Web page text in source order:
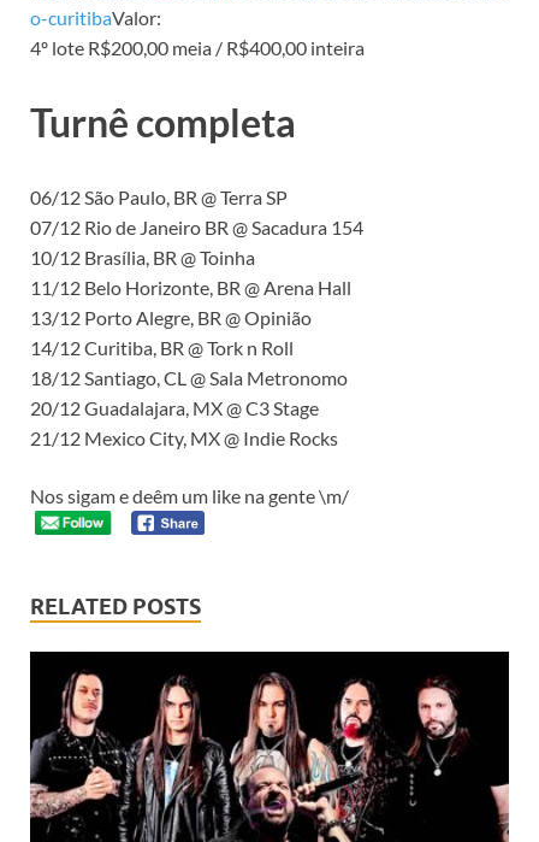
o-curitibaValor:
4º lote R$200,00 meia / R$400,00 inteira
Turnê completa
06/12 São Paulo, BR @ Terra SP
07/12 Rio de Janeiro BR @ Sacadura 154
10/12 Brasília, BR @ Toinha
11/12 Belo Horizonte, BR @ Arena Hall
13/12 Porto Alegre, BR @ Opinião
14/12 Curitiba, BR @ Tork n Roll
18/12 Santiago, CL @ Sala Metronomo
20/12 Guadalajara, MX @ C3 Stage
21/12 Mexico City, MX @ Indie Rocks
Nos sigam e deêm um like na gente \m/
RELATED POSTS